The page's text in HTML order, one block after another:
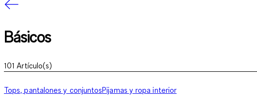
Básicos
101 Artículo(s)
Tops, pantalones y conjuntosPijamas y ropa interior